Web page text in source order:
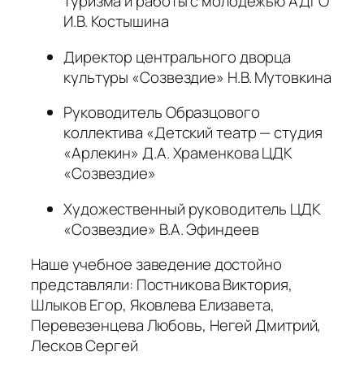
И.В. Костышина
Директор центрального дворца
культуры «Созвездие» Н.В. Мутовкина
Руководитель Образцового
коллектива «Детский театр — студия
«Арлекин» Д.А. Храменкова ЦДК
«Созвездие»
Художественный руководитель ЦДК
«Созвездие» В.А. Эфиндеев
Наше учебное заведение достойно
представляли: Постникова Виктория,
Шлыков Егор, Яковлева Елизавета,
Перевезенцева Любовь, Негей Дмитрий,
Лесков Сергей